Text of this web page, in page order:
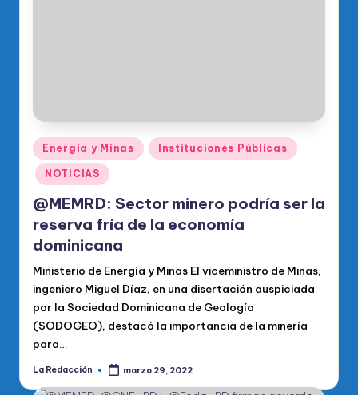
Publicado
en
Energía y Minas Instituciones Públicas
NOTICIAS
@MEMRD: Sector minero podría ser la
reserva fría de la economía
dominicana
Ministerio de Energía y Minas El viceministro de Minas,
ingeniero Miguel Díaz, en una disertación auspiciada
por la Sociedad Dominicana de Geología
(SODOGEO), destacó la importancia de la minería
para…
Publicado
La Redacción marzo 29, 2022